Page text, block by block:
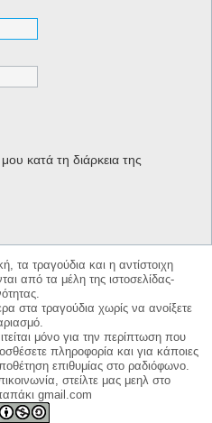
κατά τη διάρκεια της
τα τραγούδια και η αντίστοιχη
από τα μέλη της ιστοσελίδας-
στα τραγούδια χωρίς να ανοίξετε
μόνο για την περίπτωση που
πληροφορία και για κάποιες
επιθυμίας στο ραδιόφωνο.
στείλτε μας μεηλ στο
gmail.com